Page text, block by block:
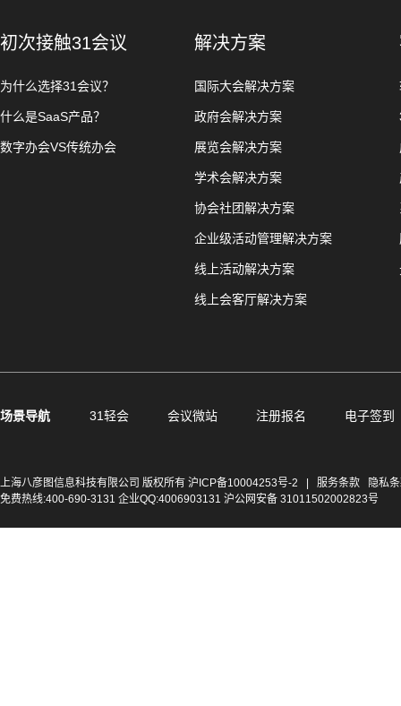
初次接触31会议
为什么选择31会议？
什么是SaaS产品？
数字办会VS传统办会
解决方案
国际大会解决方案
政府会解决方案
展览会解决方案
学术会解决方案
协会社团解决方案
企业级活动管理解决方案
线上活动解决方案
线上会客厅解决方案
场景导航 31轻会 会议微站 注册报名 电子签到
上海八彦图信息科技有限公司 版权所有 沪ICP备10004253号-2 服务条款
隐私
免费热线:400-690-3131 企业QQ:4006903131 沪公网安备 31011502002823号